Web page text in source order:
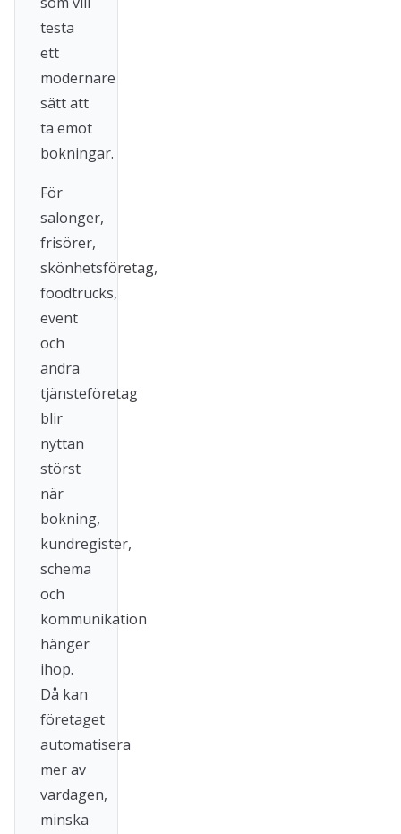
testa
ett
modernare
sätt att
ta emot
bokningar.
För
salonger,
frisörer,
skönhetsföretag,
foodtrucks,
event
och
andra
tjänsteföretag
blir
nyttan
störst
när
bokning,
kundregister,
schema
och
kommunikation
hänger
ihop.
Då kan
företaget
automatisera
mer av
vardagen,
minska